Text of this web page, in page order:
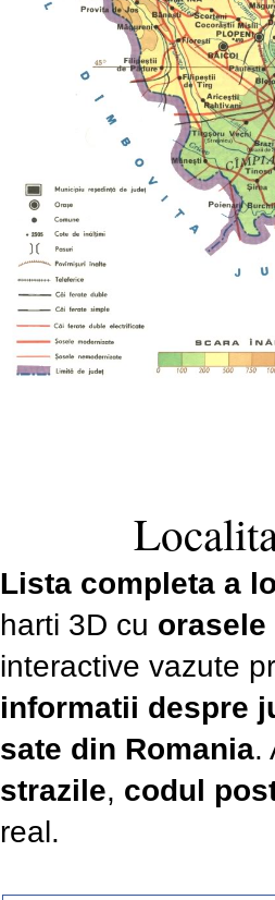
Lista completa a
harti 3D cu orasele
interactive vazute
informatii despre
sate din Romania.
strazile, codul
real.